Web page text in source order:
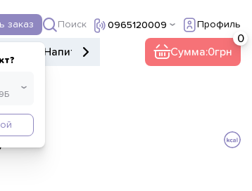
заказ Поиск 0965120009 Профиль
Напитки Сумма:0